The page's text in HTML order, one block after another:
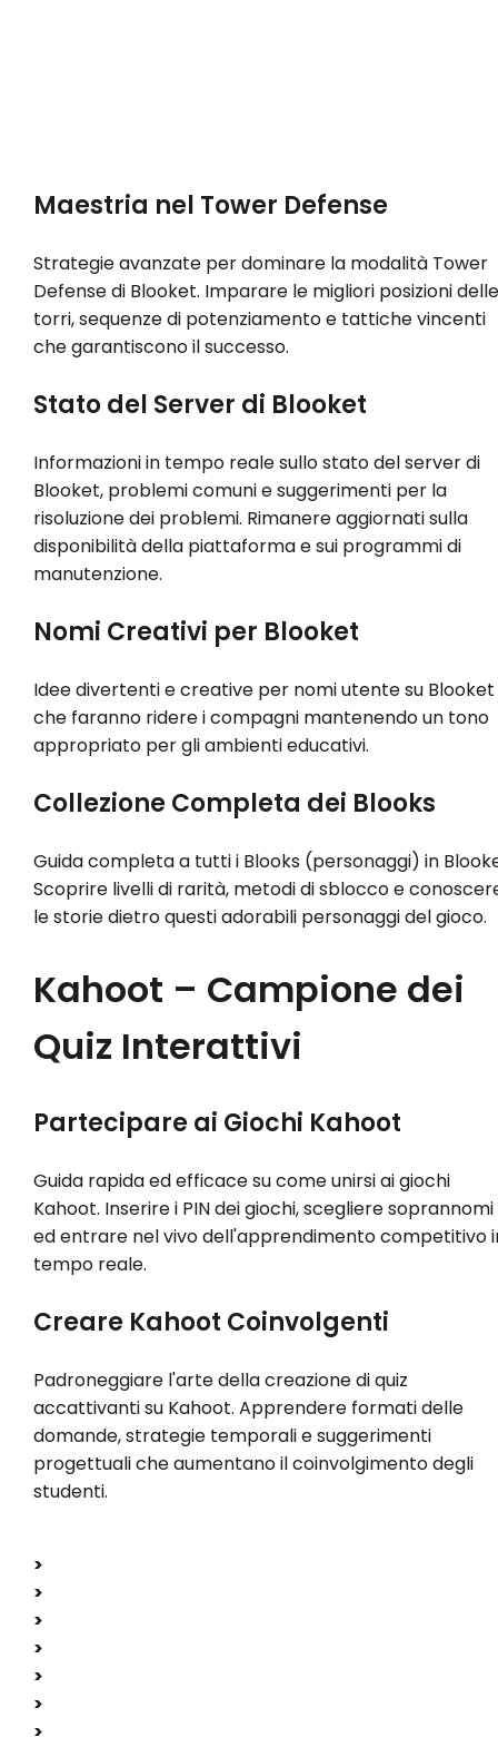
Maestria nel Tower Defense
Strategie avanzate per dominare la modalità Tower
Defense di Blooket. Imparare le migliori posizioni delle
torri, sequenze di potenziamento e tattiche vincenti
che garantiscono il successo.
Stato del Server di Blooket
Informazioni in tempo reale sullo stato del server di
Blooket, problemi comuni e suggerimenti per la
risoluzione dei problemi. Rimanere aggiornati sulla
disponibilità della piattaforma e sui programmi di
manutenzione.
Nomi Creativi per Blooket
Idee divertenti e creative per nomi utente su Blooket
che faranno ridere i compagni mantenendo un tono
appropriato per gli ambienti educativi.
Collezione Completa dei Blooks
Guida completa a tutti i Blooks (personaggi) in
Scoprire livelli di rarità, metodi di sblocco e
le storie dietro questi adorabili personaggi del gioco.
Kahoot – Campione dei
Quiz Interattivi
Partecipare ai Giochi Kahoot
Guida rapida ed efficace su come unirsi ai giochi
Kahoot. Inserire i PIN dei giochi, scegliere soprannomi
ed entrare nel vivo dell'apprendimento competitivo
tempo reale.
Creare Kahoot Coinvolgenti
Padroneggiare l'arte della creazione di quiz
accattivanti su Kahoot. Apprendere formati delle
domande, strategie temporali e suggerimenti
progettuali che aumentano il coinvolgimento degli
studenti.
>
>
>
>
>
>
>